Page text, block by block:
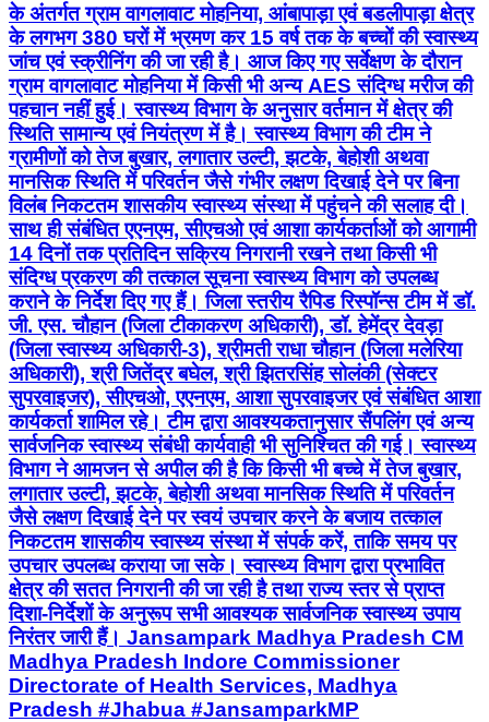
के अंतर्गत ग्राम वागलावाट मोहनिया, आंबापाड़ा एवं बडलीपाड़ा क्षेत्र
के लगभग 380 घरों में भ्रमण कर 15 वर्ष तक के बच्चों की स्वास्थ्य
जांच एवं स्क्रीनिंग की जा रही है। आज किए गए सर्वेक्षण के दौरान
ग्राम वागलावाट मोहनिया में किसी भी अन्य AES संदिग्ध मरीज की
पहचान नहीं हुई। स्वास्थ्य विभाग के अनुसार वर्तमान में क्षेत्र की
स्थिति सामान्य एवं नियंत्रण में है। स्वास्थ्य विभाग की टीम ने
ग्रामीणों को तेज बुखार, लगातार उल्टी, झटके, बेहोशी अथवा
मानसिक स्थिति में परिवर्तन जैसे गंभीर लक्षण दिखाई देने पर बिना
विलंब निकटतम शासकीय स्वास्थ्य संस्था में पहुंचने की सलाह दी।
साथ ही संबंधित एएनएम, सीएचओ एवं आशा कार्यकर्ताओं को आगामी
14 दिनों तक प्रतिदिन सक्रिय निगरानी रखने तथा किसी भी
संदिग्ध प्रकरण की तत्काल सूचना स्वास्थ्य विभाग को उपलब्ध
कराने के निर्देश दिए गए हैं। जिला स्तरीय रैपिड रिस्पॉन्स टीम में डॉ.
जी. एस. चौहान (जिला टीकाकरण अधिकारी), डॉ. हेमेंद्र देवड़ा
(जिला स्वास्थ्य अधिकारी-3), श्रीमती राधा चौहान (जिला मलेरिया
अधिकारी), श्री जितेंद्र बघेल, श्री झितरसिंह सोलंकी (सेक्टर
सुपरवाइजर), सीएचओ, एएनएम, आशा सुपरवाइजर एवं संबंधित आशा
कार्यकर्ता शामिल रहे। टीम द्वारा आवश्यकतानुसार सैंपलिंग एवं अन्य
सार्वजनिक स्वास्थ्य संबंधी कार्यवाही भी सुनिश्चित की गई। स्वास्थ्य
विभाग ने आमजन से अपील की है कि किसी भी बच्चे में तेज बुखार,
लगातार उल्टी, झटके, बेहोशी अथवा मानसिक स्थिति में परिवर्तन
जैसे लक्षण दिखाई देने पर स्वयं उपचार करने के बजाय तत्काल
निकटतम शासकीय स्वास्थ्य संस्था में संपर्क करें, ताकि समय पर
उपचार उपलब्ध कराया जा सके। स्वास्थ्य विभाग द्वारा प्रभावित
क्षेत्र की सतत निगरानी की जा रही है तथा राज्य स्तर से प्राप्त
दिशा-निर्देशों के अनुरूप सभी आवश्यक सार्वजनिक स्वास्थ्य उपाय
निरंतर जारी हैं। Jansampark Madhya Pradesh CM
Madhya Pradesh Indore Commissioner
Directorate of Health Services, Madhya
Pradesh #Jhabua #JansamparkMP